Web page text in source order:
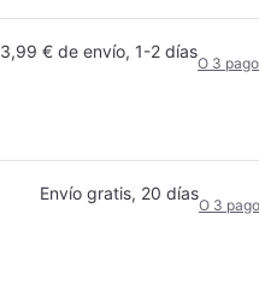
3,99 € de envío, 1-2 días
O 3
Envío gratis, 20 días
O 3